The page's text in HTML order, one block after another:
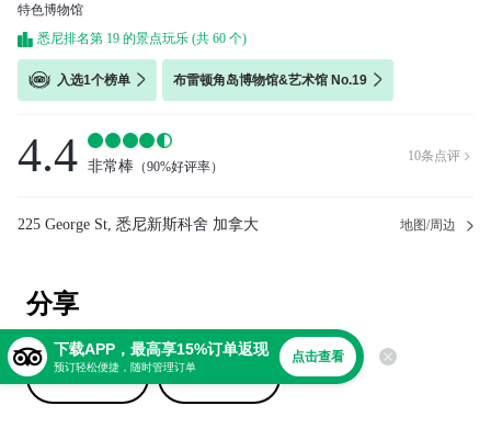
特色博物馆
悉尼排名第 19 的景点玩乐 (共 60 个)
入选1个榜单 布雷顿角岛博物馆&艺术馆 No.19
4.4 非常棒 （90%好评率）
10条点评 
225 George St, 悉尼新斯科舍 加拿大 地图/周边
分享
撰写点评 上传照片
下载APP，最高享15%订单返现
预订轻松便捷，随时管理订单
点击查看